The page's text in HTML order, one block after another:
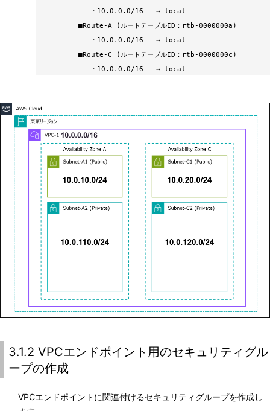
・ 10.0.0.0/16 → local
■Route-A (ルートテーブルID：rtb-0000000a)
・ 10.0.0.0/16 → local
■Route-C (ルートテーブルID：rtb-0000000c)
・ 10.0.0.0/16 → local
3.1.2 VPCエンドポイント用のセキュリティグル
ープの作成
VPCエンドポイントに関連付けるセキュリティグループを作成し